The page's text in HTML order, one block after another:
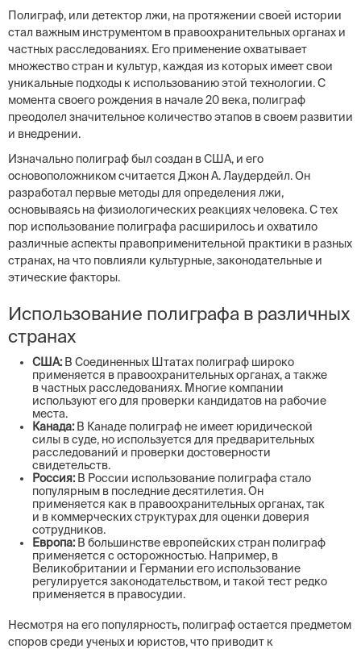
Полиграф, или детектор лжи, на протяжении своей истории
стал важным инструментом в правоохранительных органах и
частных расследованиях. Его применение охватывает
множество стран и культур, каждая из которых имеет свои
уникальные подходы к использованию этой технологии. С
момента своего рождения в начале 20 века, полиграф
преодолел значительное количество этапов в своем развитии
и внедрении.
Изначально полиграф был создан в США, и его
основоположником считается Джон А. Лаудердейл. Он
разработал первые методы для определения лжи,
основываясь на физиологических реакциях человека. С тех
пор использование полиграфа расширилось и охватило
различные аспекты правоприменительной практики в разных
странах, на что повлияли культурные, законодательные и
этические факторы.
Использование полиграфа в различных
странах
США: В Соединенных Штатах полиграф широко
применяется в правоохранительных органах, а также
в частных расследованиях. Многие компании
используют его для проверки кандидатов на рабочие
места.
Канада: В Канаде полиграф не имеет юридической
силы в суде, но используется для предварительных
расследований и проверки достоверности
свидетельств.
Россия: В России использование полиграфа стало
популярным в последние десятилетия. Он
применяется как в правоохранительных органах, так
и в коммерческих структурах для оценки доверия
сотрудников.
Европа: В большинстве европейских стран полиграф
применяется с осторожностью. Например, в
Великобритании и Германии его использование
регулируется законодательством, и такой тест редко
применяется в правосудии.
Несмотря на его популярность, полиграф остается предметом
споров среди ученых и юристов, что приводит к